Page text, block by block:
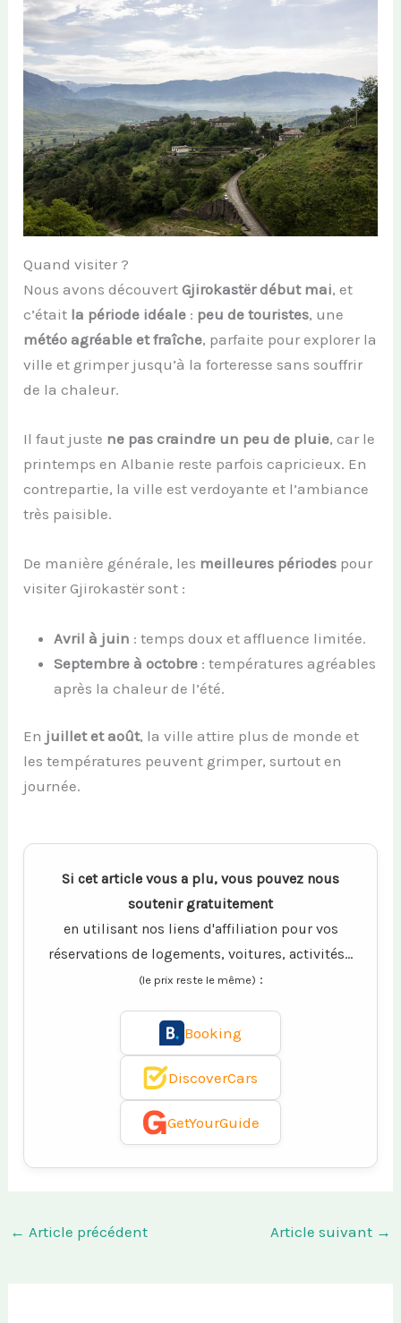
Quand visiter ?
Nous avons découvertGjirokastër début mai, et
c’était la période idéale : peu de touristes, une
météo agréable et fraîche, parfaite pour explorer la
ville et grimper jusqu’à la forteresse sans souffrir
de la chaleur.
Il faut juste ne pas craindre un peu de pluie, car le
printemps en Albanie reste parfois capricieux. En
contrepartie, la ville est verdoyante et l’ambiance
très paisible.
De manière générale, les meilleures périodes pour
visiter Gjirokastër sont :
Avril à juin : temps doux et affluence limitée.
Septembre à octobre : températures agréables
après la chaleur de l’été.
En juillet et août, la ville attire plus de monde et
les températures peuvent grimper, surtout en
journée.
Si cet article vous a plu, vous pouvez nous
soutenir gratuitement
en utilisant nos liens d'affiliation pour vos
réservations de logements, voitures, activités...
(le prix reste le même) :
Booking
DiscoverCars
GetYourGuide
← Article précédent Article suivant →